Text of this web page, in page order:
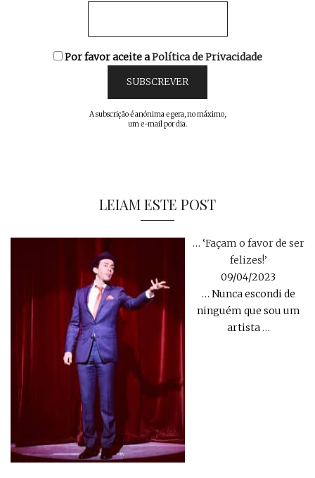
Por favor aceite aPolítica de Privacidade
A subscrição é anónima e gera, no máximo,
um e-mail por dia.
LEIAM ESTE POST
… ‘Façam o favor de ser
felizes!’
09/04/2023
… Nunca escondi de
ninguém que sou um
artista…